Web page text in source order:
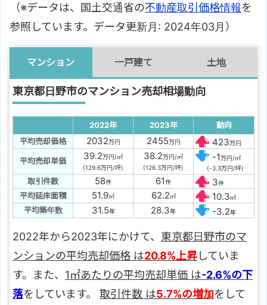
（※データは、国土交通省の不動産取引価格情報を
参照しています。データ更新月: 2024年03月）
マンション 一戸建て 土地
東京都日野市のマンション売却相場動向
2022年 2023年
動向
平均売却価格
2032万円 2455万円 423万円
平均売却単価 39.2万円/㎡
(129.6万円/坪)
38.2万円/㎡
(126.3万円/坪)
-1万円/㎡
(-3.3万円/坪)
取引件数 58件 61件 3件
平均延床面積 51.9㎡ 62.2㎡ 10.3㎡
平均築年数 31.5年 28.3年 -3.2年
2022年から2023年にかけて、 東京都日野市のマ
ンションの平均売却価格 は20.8%上昇していま
す。また、 1㎡あたりの平均売却単価 は-2.6%の下
落をしています。 取引件数 は5.7%の増加をして